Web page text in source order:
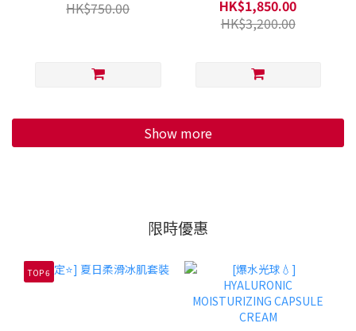
HK$750.00
HK$1,850.00
HK$3,200.00
Show more
限時優惠
TOP 6